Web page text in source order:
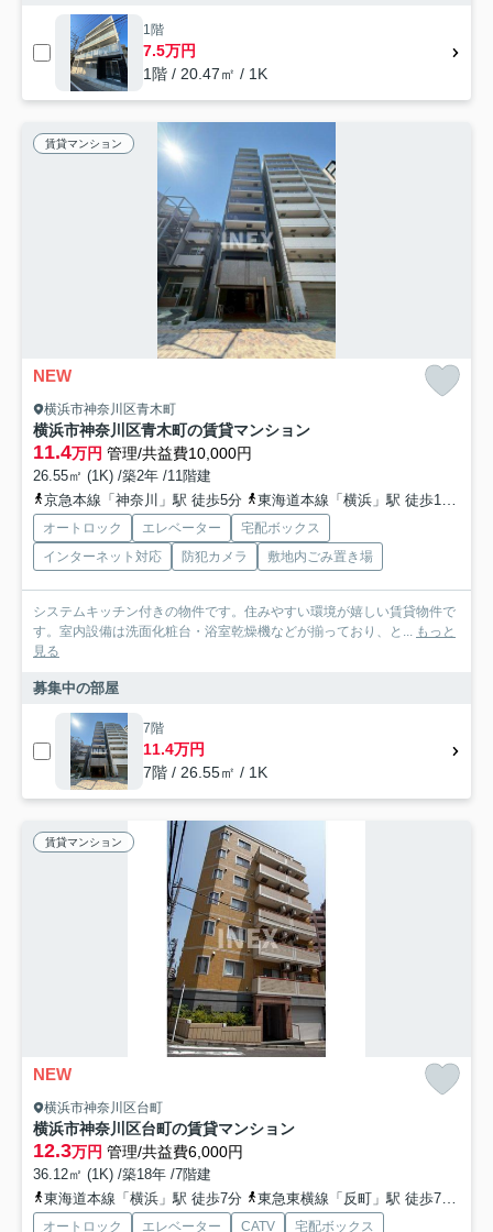
1階
7.5万円
1階 / 20.47㎡ / 1K
賃貸マンション
NEW
横浜市神奈川区青木町
横浜市神奈川区青木町の賃貸マンション
11.4万円 管理/共益費10,000円
26.55㎡ (1K) /築2年 /11階建
京急本線「神奈川」駅 徒歩5分
東海道本線「横浜」駅 徒歩10分
オートロック エレベーター
宅配ボックス
インターネット対応
防犯カメラ 敷地内ごみ置き場
システムキッチン付きの物件です。住みやすい環境が嬉しい賃貸物件で
す。室内設備は洗面化粧台・浴室乾燥機などが揃っており、と... もっと
見る
募集中の部屋
7階
11.4万円
7階 / 26.55㎡ / 1K
賃貸マンション
NEW
横浜市神奈川区台町
横浜市神奈川区台町の賃貸マンション
12.3万円 管理/共益費6,000円
36.12㎡ (1K) /築18年 /7階建
東海道本線「横浜」駅 徒歩7分
東急東横線「反町」駅 徒歩7分
オートロック エレベーター CATV
宅配ボックス